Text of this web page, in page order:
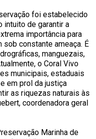
foi estabelecido
intuito de garantir a
importância para
constante ameaça. É
manguezais,
o Coral Vivo
municipais, estaduais
em prol da justiça
as riquezas naturais às
coordenadora geral
Marinha de